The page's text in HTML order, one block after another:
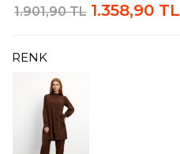
1.901,90 TL 1.358,90 TL
RENK